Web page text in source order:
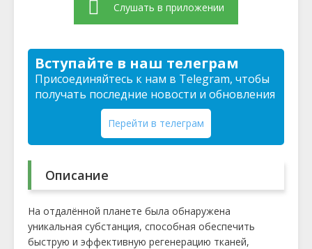
Слушать в приложении
Вступайте в наш телеграм
Присоединяйтесь к нам в Telegram, чтобы
получать последние новости и обновления
Перейти в телеграм
Описание
На отдалённой планете была обнаружена
уникальная субстанция, способная обеспечить
быструю и эффективную регенерацию тканей,